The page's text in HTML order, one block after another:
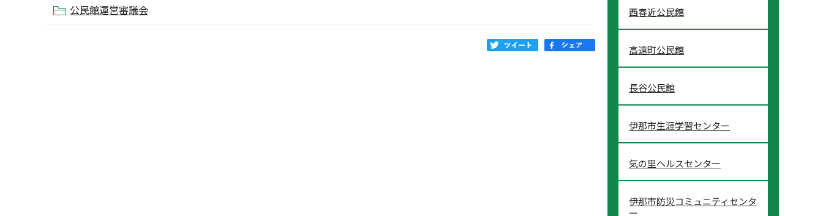
公民館運営審議会
西春近公民館
高遠町公民館
長谷公民館
伊那市生涯学習センター
気の里ヘルスセンター
伊那市防災コミュニティセンタ
ー